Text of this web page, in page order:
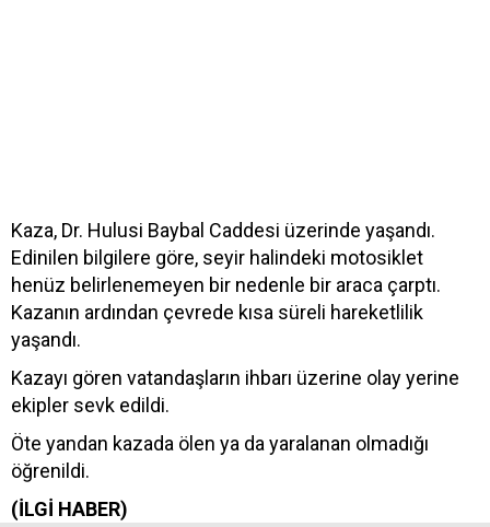
Kaza, Dr. Hulusi Baybal Caddesi üzerinde yaşandı.
Edinilen bilgilere göre, seyir halindeki motosiklet
henüz belirlenemeyen bir nedenle bir araca çarptı.
Kazanın ardından çevrede kısa süreli hareketlilik
yaşandı.
Kazayı gören vatandaşların ihbarı üzerine olay yerine
ekipler sevk edildi.
Öte yandan kazada ölen ya da yaralanan olmadığı
öğrenildi.
(İLGİ HABER)